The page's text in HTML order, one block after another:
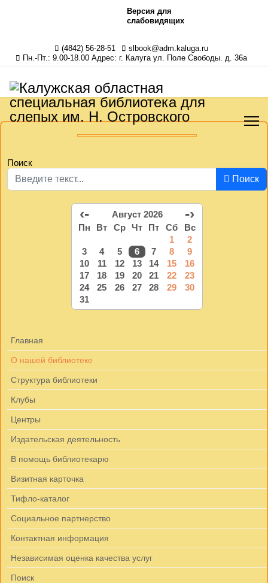
Версия для
слабовидящих
(4842) 56-28-51
slbook@adm.kaluga.ru
Пн.-Пт.: 9.00-18.00 Адрес: г. Калуга ул. Поле Свободы. д. 36а
Поиск
Поиск
‹- Август 2026 -›
Пн Вт Ср Чт Пт Сб
Вс
1
2
3
4 5 6 7 8
9
10
11 12 13 14 15
16
17
18 19 20 21 22
23
24
25 26 27 28 29
30
31
Главная
О нашей библиотеке
Структура библиотеки
Клубы
Центры
Издательская деятельность
В помощь библиотекарю
Визитная карточка
Тифло-каталог
Социальное партнерство
Контактная информация
Независимая оценка качества услуг
Поиск